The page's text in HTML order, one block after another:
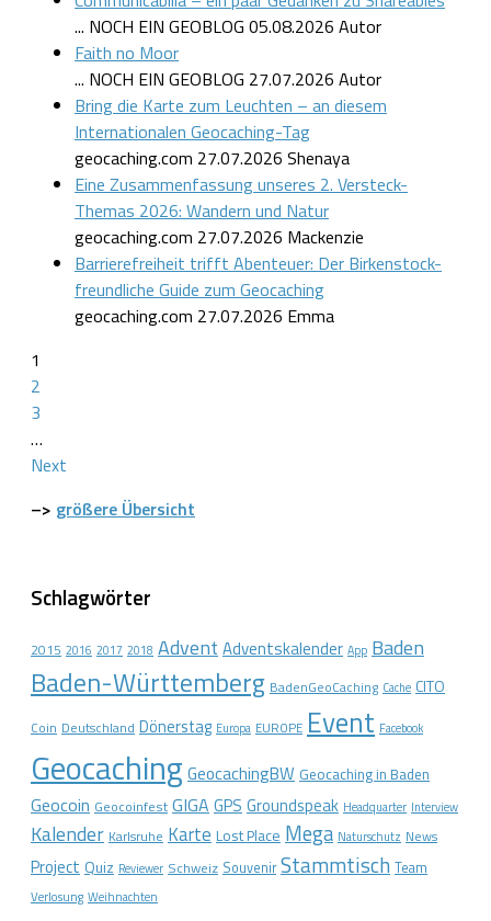
... NOCH EIN GEOBLOG 05.08.2026 Autor
Faith no Moor
... NOCH EIN GEOBLOG 27.07.2026 Autor
Bring die Karte zum Leuchten – an diesem
Internationalen Geocaching-Tag
geocaching.com 27.07.2026 Shenaya
Eine Zusammenfassung unseres 2. Versteck-
Themas 2026: Wandern und Natur
geocaching.com 27.07.2026 Mackenzie
Barrierefreiheit trifft Abenteuer: Der Birkenstock-
freundliche Guide zum Geocaching
geocaching.com 27.07.2026 Emma
1
2
3
…
Next
–> größere Übersicht
Schlagwörter
2015 2016 2017 2018 AdventAdventskalender App Baden
Baden-Württemberg BadenGeoCaching Cache CITO
Coin Deutschland Dönerstag Europa EUROPE Event Facebook
Geocaching GeocachingBW Geocaching in Baden
Geocoin Geocoinfest GIGA GPS Groundspeak Headquarter Interview
Kalender Karlsruhe Karte Lost Place Mega Naturschutz News
Project Quiz Reviewer Schweiz Souvenir Stammtisch Team
Verlosung Weihnachten